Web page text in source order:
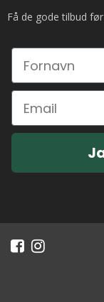
Få de gode tilbud